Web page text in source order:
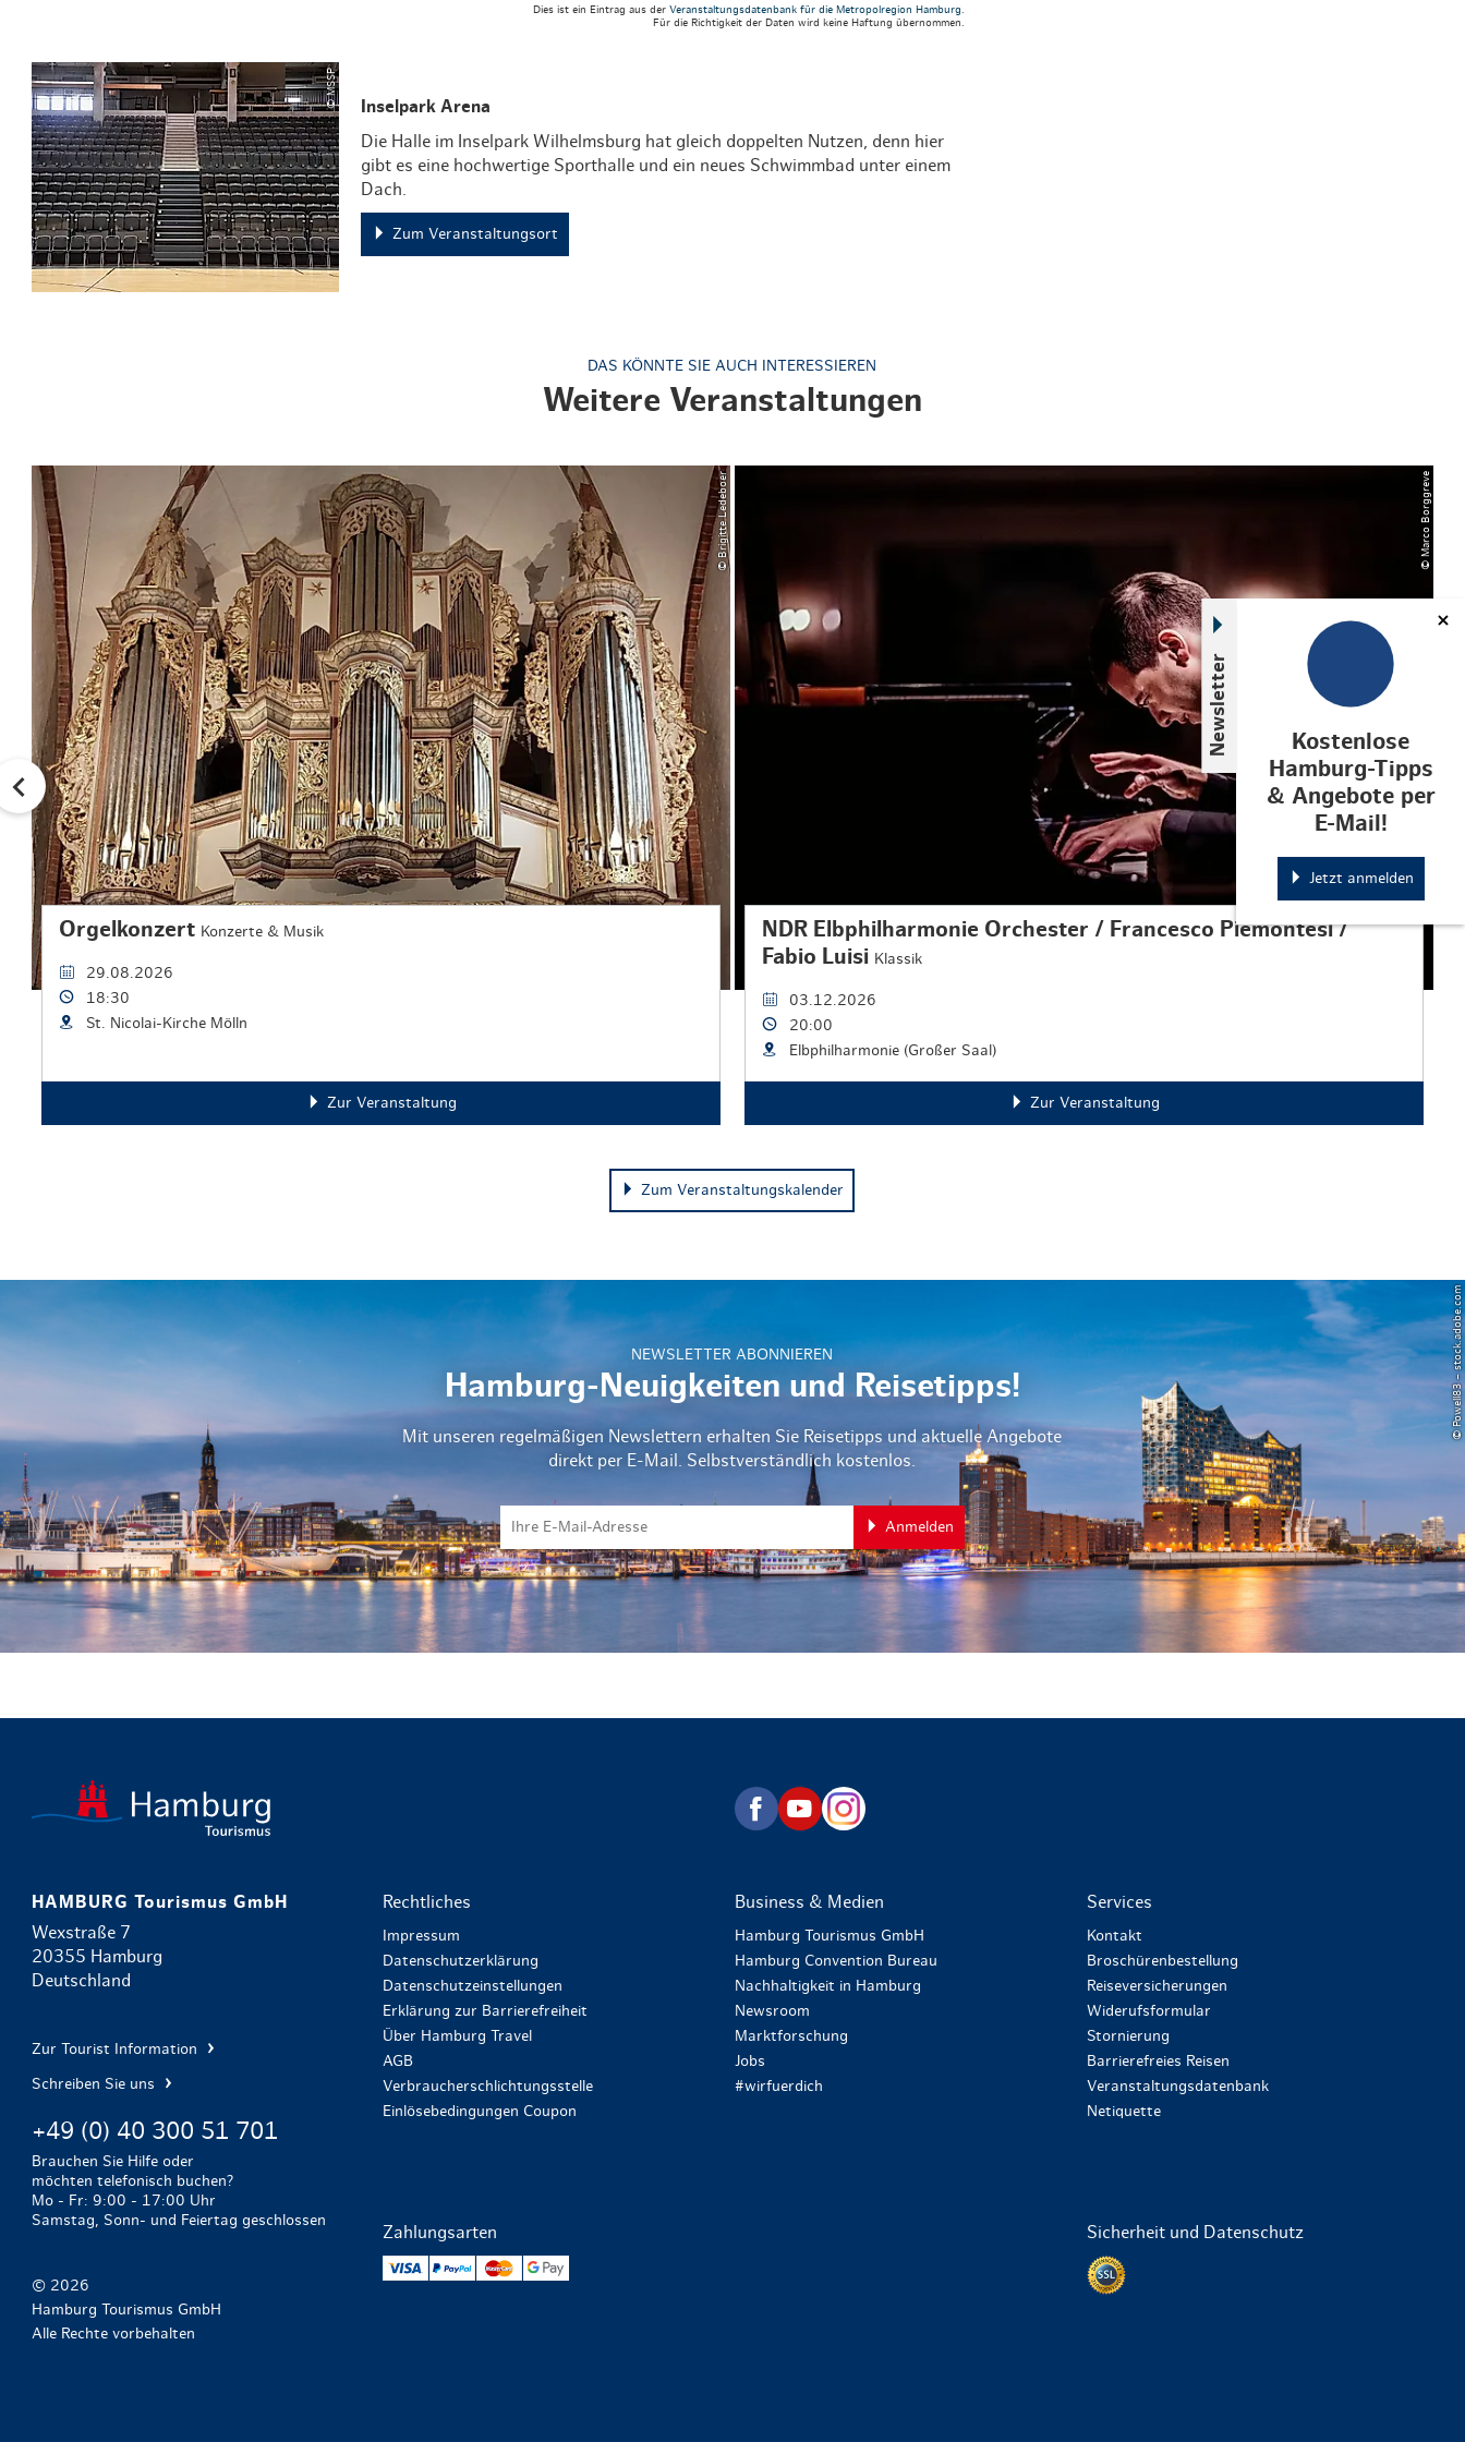
Weihnachten mit Bibi & Tina
Newsletter
Kostenlose
Hamburg-Tipps
& Angebote per
E-Mail!
Jetzt anmelden
Dies ist ein Eintrag aus der Veranstaltungsdatenbank für die Metropolregion Hamburg
Für die Richtigkeit der Daten wird keine Haftung übernommen.
© MSSP
Inselpark Arena
Die Halle im Inselpark Wilhelmsburg hat gleich doppelten Nutzen, denn hier
gibt es eine hochwertige Sporthalle und ein neues Schwimmbad unter einem
Dach.
Zum Veranstaltungsort
DAS KÖNNTE SIE AUCH INTERESSIEREN
Weitere Veranstaltungen
© Brigitte Ledeboer
Orgelkonzert Konzerte & Musik
29.08.2026
18:30
St. Nicolai-Kirche Mölln
Zur Veranstaltung
© Marco Borggreve
NDR Elbphilharmonie Orchester / Francesco Piemontesi /
Fabio Luisi Klassik
03.12.2026
20:00
Elbphilharmonie (Großer Saal)
Zur Veranstaltung
Zum Veranstaltungskalender
NEWSLETTER ABONNIEREN
Hamburg-Neuigkeiten und Reisetipps!
Mit unseren regelmäßigen Newslettern erhalten Sie Reisetipps und aktuelle Angebote
direkt per E-Mail. Selbstverständlich kostenlos.
Anmelden
© Powell83 – stock.adobe.com
zurück zur Startseite
HAMBURG Tourismus GmbH
Wexstraße 7
20355 Hamburg
Deutschland
Zur Tourist Information
Schreiben Sie uns
+49 (0) 40 300 51 701
Brauchen Sie Hilfe oder
möchten telefonisch buchen?
Mo - Fr: 9:00 - 17:00 Uhr
Samstag, Sonn- und Feiertag geschlossen
© 2026
Hamburg Tourismus GmbH
Alle Rechte vorbehalten
Rechtliches
Impressum
Datenschutzerklärung
Datenschutzeinstellungen
Erklärung zur Barrierefreiheit
Über Hamburg Travel
AGB
Verbraucherschlichtungsstelle
Einlösebedingungen Coupon
Business & Medien
Hamburg Tourismus GmbH
Hamburg Convention Bureau
Nachhaltigkeit in Hamburg
Newsroom
Marktforschung
Jobs
#wirfuerdich
Services
Kontakt
Broschürenbestellung
Reiseversicherungen
Widerufsformular
Stornierung
Barrierefreies Reisen
Veranstaltungsdatenbank
Netiquette
Zahlungsarten
VISA PayPal Mastercard
Sicherheit und Datenschutz